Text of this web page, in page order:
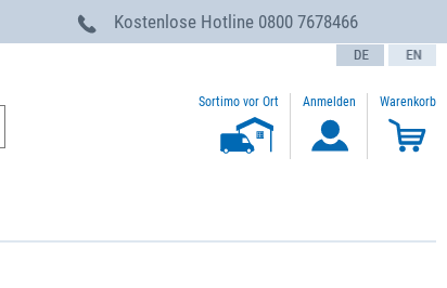
Kostenlose Hotline 0800 7678466
text.language
Sortimo vor Ort Anmelden Warenkorb